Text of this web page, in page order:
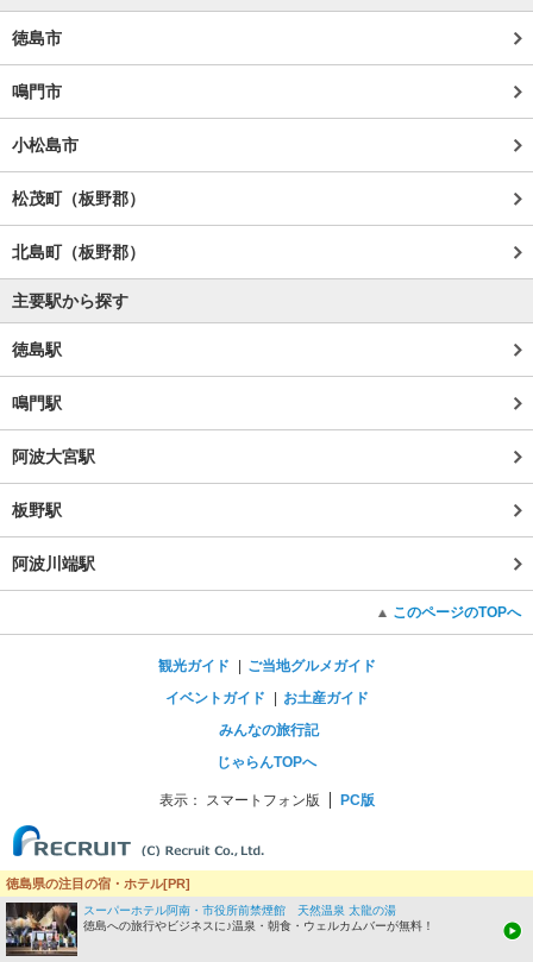
徳島市
鳴門市
小松島市
松茂町（板野郡）
北島町（板野郡）
主要駅から探す
徳島駅
鳴門駅
阿波大宮駅
板野駅
阿波川端駅
このページのTOPへ
観光ガイド
ご当地グルメガイド
イベントガイド
お土産ガイド
みんなの旅行記
じゃらんTOPへ
表示： スマートフォン版 PC版
徳島県の注目の宿・ホテル[PR]
スーパーホテル阿南・市役所前禁煙館 天然温泉 太龍の湯
徳島への旅行やビジネスに♪温泉・朝食・ウェルカムバーが無料！